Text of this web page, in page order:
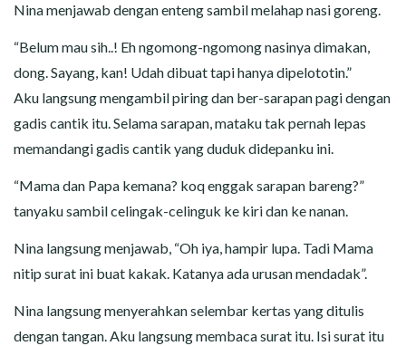
Nina menjawab dengan enteng sambil melahap nasi goreng.
“Belum mau sih..! Eh ngomong-ngomong nasinya dimakan,
dong. Sayang, kan! Udah dibuat tapi hanya dipelototin.”
Aku langsung mengambil piring dan ber-sarapan pagi dengan
gadis cantik itu. Selama sarapan, mataku tak pernah lepas
memandangi gadis cantik yang duduk didepanku ini.
“Mama dan Papa kemana? koq enggak sarapan bareng?”
tanyaku sambil celingak-celinguk ke kiri dan ke nanan.
Nina langsung menjawab, “Oh iya, hampir lupa. Tadi Mama
nitip surat ini buat kakak. Katanya ada urusan mendadak”.
Nina langsung menyerahkan selembar kertas yang ditulis
dengan tangan. Aku langsung membaca surat itu. Isi surat itu